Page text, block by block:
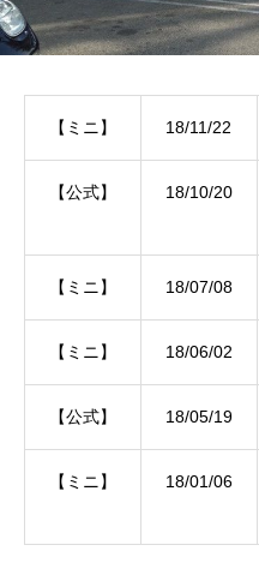
【ミニ】 18/11/22
【公式】 18/10/20
【ミニ】 18/07/08
【ミニ】 18/06/02
【公式】 18/05/19
【ミニ】 18/01/06